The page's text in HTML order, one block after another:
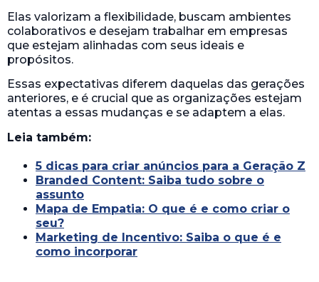
Elas valorizam a flexibilidade, buscam ambientes
colaborativos e desejam trabalhar em empresas
que estejam alinhadas com seus ideais e
propósitos.
Essas expectativas diferem daquelas das gerações
anteriores, e é crucial que as organizações estejam
atentas a essas mudanças e se adaptem a elas.
Leia também:
5 dicas para criar anúncios para a Geração Z
Branded Content: Saiba tudo sobre o
assunto
Mapa de Empatia: O que é e como criar o
seu?
Marketing de Incentivo: Saiba o que é e
como incorporar